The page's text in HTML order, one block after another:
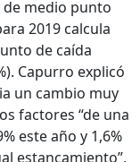
de medio punto
2019 calcula
de caída
Capurro explicó
un cambio muy
factores “de una
este año y 1,6%
estancamiento”,